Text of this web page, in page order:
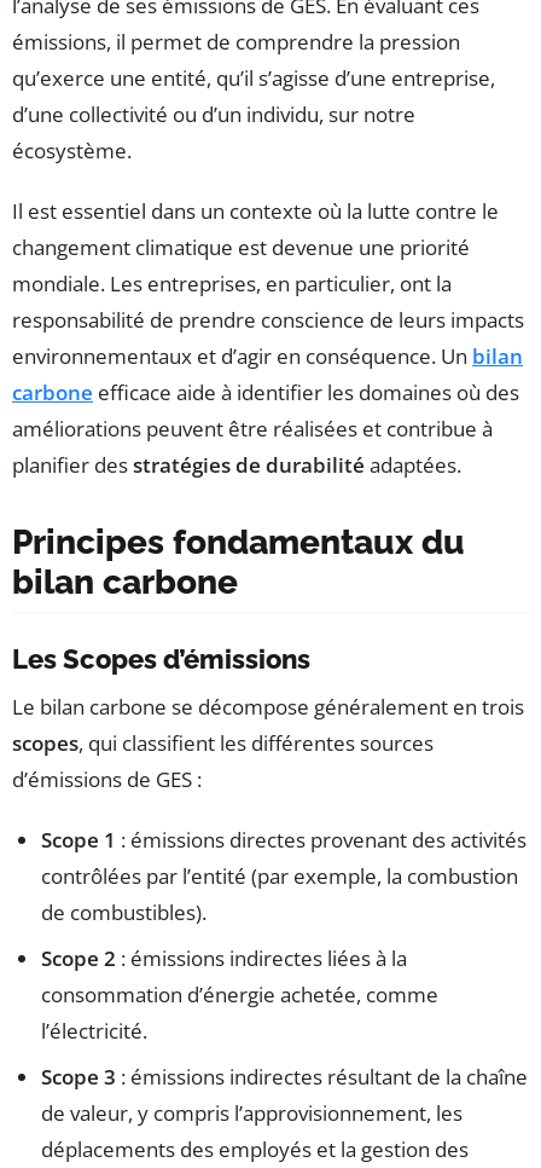
l’analyse de ses émissions de GES. En évaluant ces
émissions, il permet de comprendre la pression
qu’exerce une entité, qu’il s’agisse d’une entreprise,
d’une collectivité ou d’un individu, sur notre
écosystème.
Il est essentiel dans un contexte où la lutte contre le
changement climatique est devenue une priorité
mondiale. Les entreprises, en particulier, ont la
responsabilité de prendre conscience de leurs impacts
environnementaux et d’agir en conséquence. Un bilan
carbone efficace aide à identifier les domaines où des
améliorations peuvent être réalisées et contribue à
planifier desstratégies de durabilité adaptées.
Principes fondamentaux du
bilan carbone
Les Scopes d’émissions
Le bilan carbone se décompose généralement en trois
scopes, qui classifient les différentes sources
d’émissions de GES :
Scope 1 : émissions directes provenant des activités
contrôlées par l’entité (par exemple, la combustion
de combustibles).
Scope 2 : émissions indirectes liées à la
consommation d’énergie achetée, comme
l’électricité.
Scope 3 : émissions indirectes résultant de la chaîne
de valeur, y compris l’approvisionnement, les
déplacements des employés et la gestion des